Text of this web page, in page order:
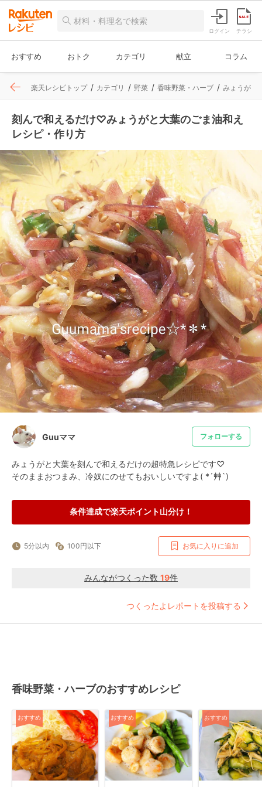
ログイン チラシ
おすすめ おトク カテゴリ 献立 コラム
楽天レシピトップ カテゴリ 野菜 香味野菜・ハーブ みょうが
刻んで和えるだけ♡みょうがと大葉のごま油和え
レシピ・作り方
Guuママ フォローする
みょうがと大葉を刻んで和えるだけの超特急レシピです♡
そのままおつまみ、冷奴にのせてもおいしいですよ( *´艸`)
条件達成で楽天ポイント山分け！
5分以内 100円以下 お気に入りに追加
みんながつくった数 19件
つくったよレポートを投稿する
香味野菜・ハーブのおすすめレシピ
おすすめ おすすめ おすすめ